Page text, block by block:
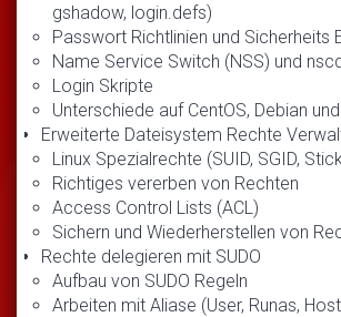
gshadow, login.defs)
Passwort Richtlinien und Sicherheits
Name Service Switch (NSS) und
Login Skripte
Unterschiede auf CentOS, Debian
Erweiterte Dateisystem Rechte
Linux Spezialrechte (SUID, SGID,
Richtiges vererben von Rechten
Access Control Lists (ACL)
Sichern und Wiederherstellen von
Rechte delegieren mit SUDO
Aufbau von SUDO Regeln
Arbeiten mit Aliase (User, Runas,